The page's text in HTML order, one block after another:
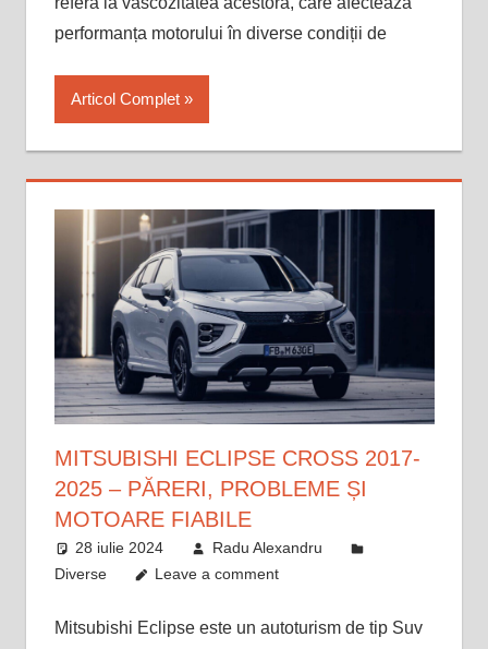
performanța motorului în diverse condiții de
Articol Complet
MITSUBISHI ECLIPSE CROSS 2017-
2025 – PĂRERI, PROBLEME ȘI
MOTOARE FIABILE
28 iulie 2024
Radu Alexandru
Diverse
Leave a comment
Mitsubishi Eclipse este un autoturism de tip Suv